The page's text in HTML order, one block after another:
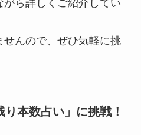
ら詳しくご紹介してい
んので、ぜひ気軽に挑
本数占い」に挑戦！